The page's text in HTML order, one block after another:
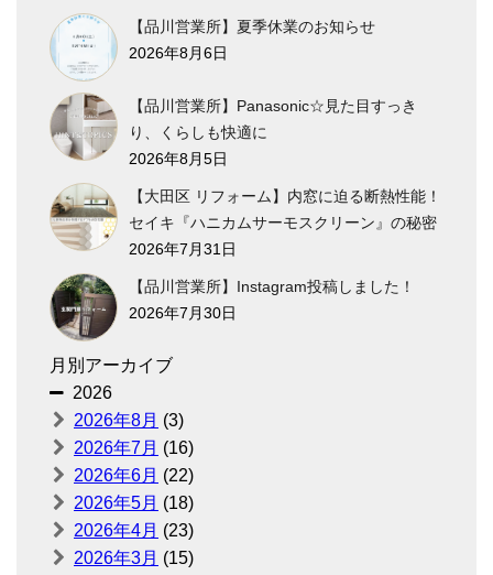
【品川営業所】夏季休業のお知らせ
2026年8月6日
【品川営業所】Panasonic☆見た目すっき
り、くらしも快適に
2026年8月5日
【大田区 リフォーム】内窓に迫る断熱性能！
セイキ『ハニカムサーモスクリーン』の秘密
2026年7月31日
【品川営業所】Instagram投稿しました！
2026年7月30日
月別アーカイブ
2026
2026年8月 (3)
2026年7月 (16)
2026年6月 (22)
2026年5月 (18)
2026年4月 (23)
2026年3月 (15)